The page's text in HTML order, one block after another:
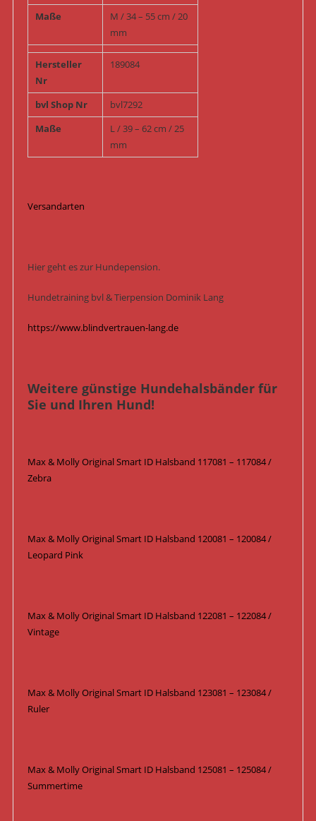
Maße
M / 34 – 55 cm / 20
mm
Hersteller
Nr
189084
bvl Shop Nr
bvl7292
Maße
L / 39 – 62 cm / 25
mm
Versandarten
Hier geht es zur Hundepension.
Hundetraining bvl & Tierpension Dominik Lang
https://www.blindvertrauen-lang.de
Weitere günstige Hundehalsbänder für
Sie und Ihren Hund!
Max & Molly Original Smart ID Halsband 117081 – 117084 /
Zebra
Max & Molly Original Smart ID Halsband 120081 – 120084 /
Leopard Pink
Max & Molly Original Smart ID Halsband 122081 – 122084 /
Vintage
Max & Molly Original Smart ID Halsband 123081 – 123084 /
Ruler
Max & Molly Original Smart ID Halsband 125081 – 125084 /
Summertime